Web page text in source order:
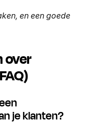
en een goede
over
je klanten?